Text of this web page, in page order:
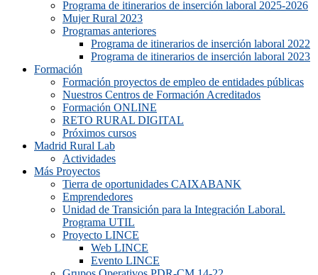
Programa de itinerarios de inserción laboral 2025-2026
Mujer Rural 2023
Programas anteriores
Programa de itinerarios de inserción laboral 2022
Programa de itinerarios de inserción laboral 2023
Formación
Formación proyectos de empleo de entidades públicas
Nuestros Centros de Formación Acreditados
Formación ONLINE
RETO RURAL DIGITAL
Próximos cursos
Madrid Rural Lab
Actividades
Más Proyectos
Tierra de oportunidades CAIXABANK
Emprendedores
Unidad de Transición para la Integración Laboral.
Programa UTIL
Proyecto LINCE
Web LINCE
Evento LINCE